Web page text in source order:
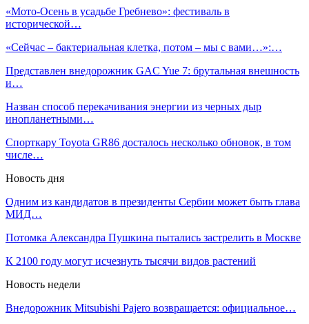
«Мото-Осень в усадьбе Гребнево»: фестиваль в
исторической…
«Сейчас – бактериальная клетка, потом – мы с вами…»:…
Представлен внедорожник GAC Yue 7: брутальная внешность
и…
Назван способ перекачивания энергии из черных дыр
инопланетными…
Спорткару Toyota GR86 досталось несколько обновок, в том
числе…
Новость дня
Одним из кандидатов в президенты Сербии может быть глава
МИД…
Потомка Александра Пушкина пытались застрелить в Москве
К 2100 году могут исчезнуть тысячи видов растений
Новость недели
Внедорожник Mitsubishi Pajero возвращается: официальное…